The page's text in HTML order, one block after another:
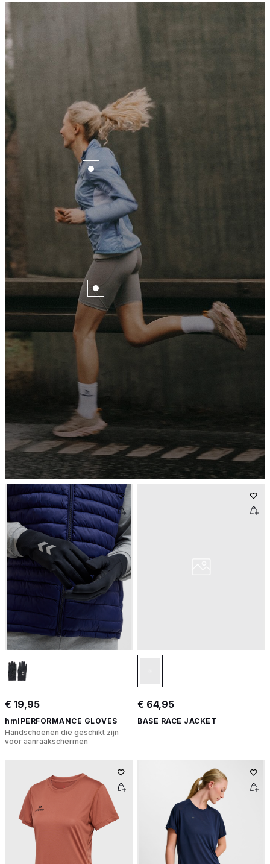
€ 19,95
hmlPERFORMANCE GLOVES
Handschoenen die geschikt zijn
voor aanraakschermen
€ 64,95
BASE RACE JACKET